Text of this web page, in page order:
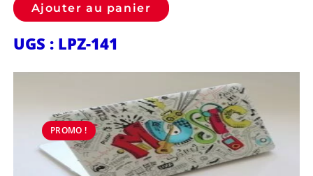
Ajouter au panier
UGS : LPZ-141
PROMO !